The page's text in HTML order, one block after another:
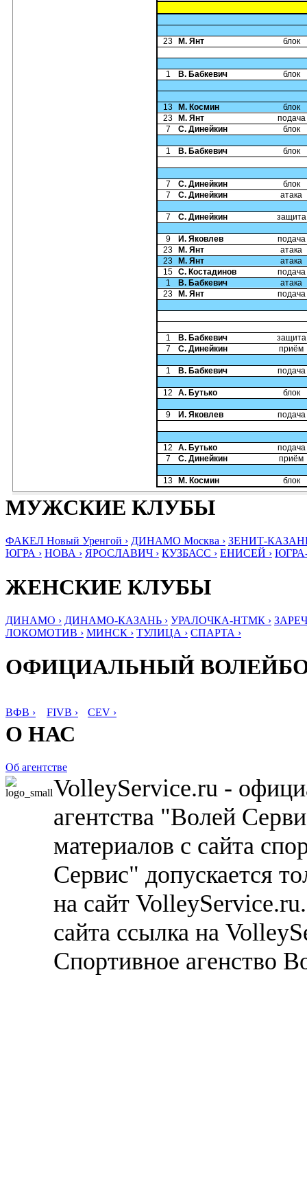
23 М. Янт блок
1 В. Бабкевич блок
13 М. Космин
блок
23
М. Янт
подача
7
С. Динейкин блок
1 В. Бабкевич блок
7 С. Динейкин
блок
7
С. Динейкин атака
7 С. Динейкин защита
9 И. Яковлев
подача
23
М. Янт
атака
23
М. Янт
атака
15 С. Костадинов
подача
1
В. Бабкевич
атака
23
М. Янт подача
1 В. Бабкевич
защита
7
С. Динейкин приём
1 В. Бабкевич подача
12 А. Бутько блок
9 И. Яковлев подача
12 А. Бутько
подача
7
С. Динейкин приём
13 М. Космин блок
МУЖСКИЕ КЛУБЫ
ФАКЕЛ Новый Уренгой › ДИНАМО Москва › ЗЕНИТ-
ЮГРА › НОВА › ЯРОСЛАВИЧ › КУЗБАСС › ЕНИСЕЙ ›
ЖЕНСКИЕ КЛУБЫ
ДИНАМО › ДИНАМО-КАЗАНЬ › УРАЛОЧКА-НТМК ›
ЛОКОМОТИВ › МИНСК › ТУЛИЦА › СПАРТА ›
ОФИЦИАЛЬНЫЙ
ВФВ › FIVB › CEV ›
О НАС
Об агентстве
VolleyService.ru -
агентства "Волей
материалов с сайта
Сервис" допускается
на сайт
сайта ссылка на
Спортивное агенство